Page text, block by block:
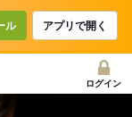
ル アプリで開く
ログイン